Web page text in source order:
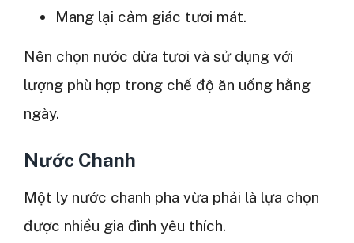
Mang lại cảm giác tươi mát.
Nên chọn nước dừa tươi và sử dụng với
lượng phù hợp trong chế độ ăn uống hằng
ngày.
Nước Chanh
Một ly nước chanh pha vừa phải là lựa chọn
được nhiều gia đình yêu thích.